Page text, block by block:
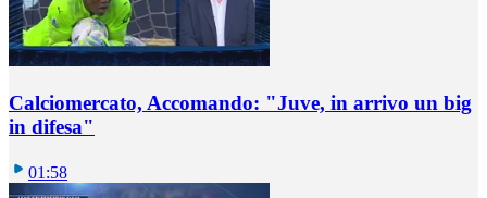
Calciomercato, Accomando: "Juve, in arrivo un big
in difesa"
01:58